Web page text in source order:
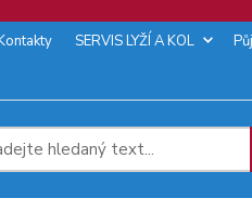
SERVIS LYŽÍ A KOL